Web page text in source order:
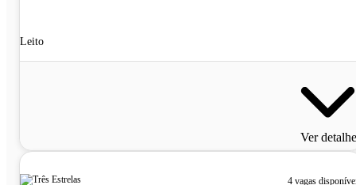
Leito
Ver
4 vagas